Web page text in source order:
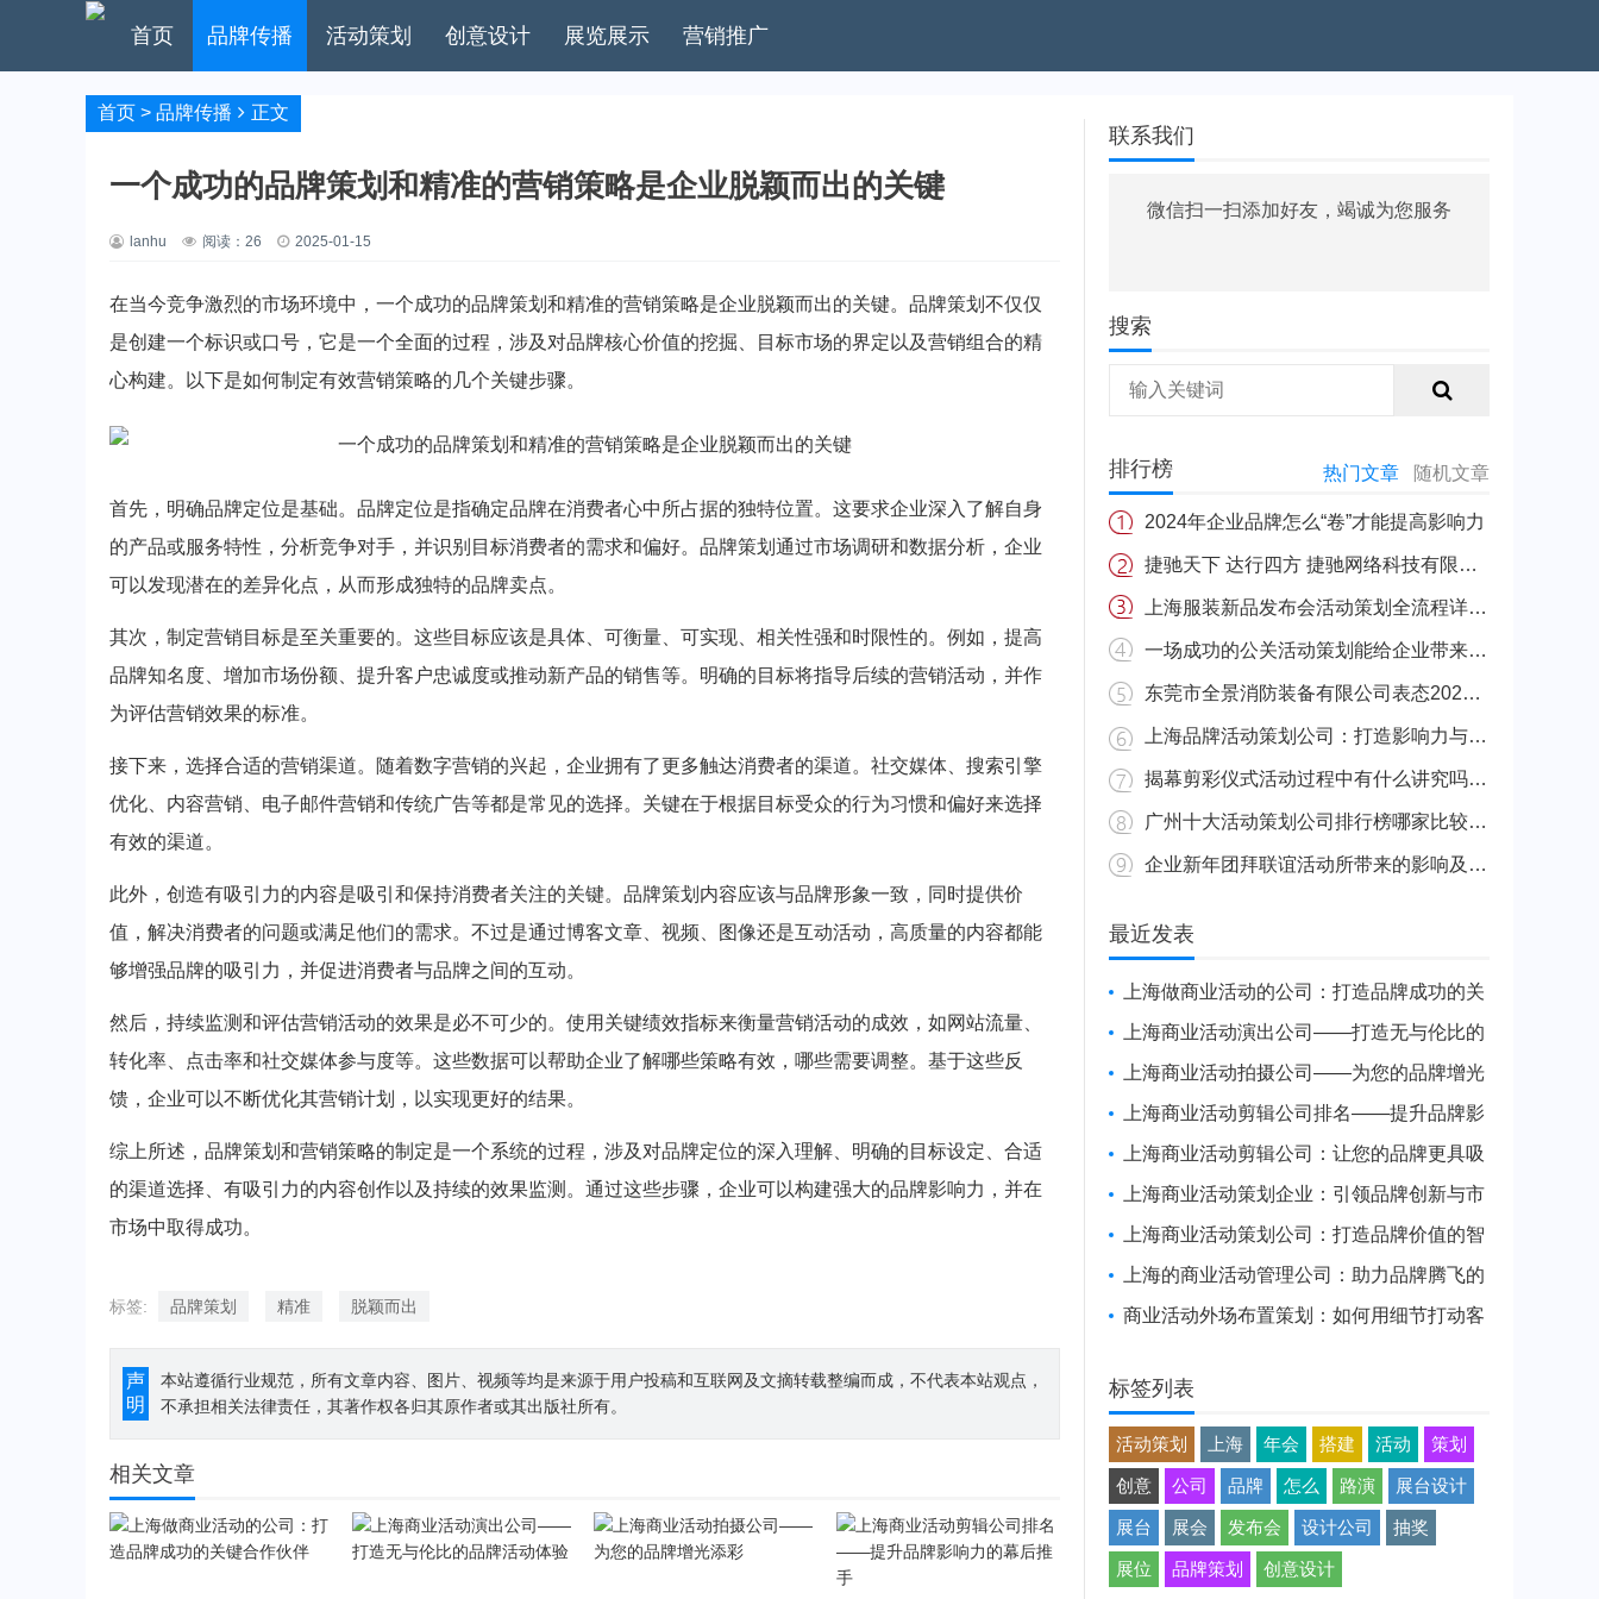
首页 品牌传播 活动策划 创意设计 展览展示 营销推广
首页 > 品牌传播 正文
一个成功的品牌策划和精准的营销策略是企业脱颖而出的关键
lanhu 阅读： 26 2025-01-15
在当今竞争激烈的市场环境中，一个成功的品牌策划和精准的营销策略是企业脱颖而出的关键。品牌策划不仅仅
是创建一个标识或口号，它是一个全面的过程，涉及对品牌核心价值的挖掘、目标市场的界定以及营销组合的精
心构建。以下是如何制定有效营销策略的几个关键步骤。
首先，明确品牌定位是基础。品牌定位是指确定品牌在消费者心中所占据的独特位置。这要求企业深入了解自身
的产品或服务特性，分析竞争对手，并识别目标消费者的需求和偏好。品牌策划通过市场调研和数据分析，企业
可以发现潜在的差异化点，从而形成独特的品牌卖点。
其次，制定营销目标是至关重要的。这些目标应该是具体、可衡量、可实现、相关性强和时限性的。例如，提高
品牌知名度、增加市场份额、提升客户忠诚度或推动新产品的销售等。明确的目标将指导后续的营销活动，并作
为评估营销效果的标准。
接下来，选择合适的营销渠道。随着数字营销的兴起，企业拥有了更多触达消费者的渠道。社交媒体、搜索引擎
优化、内容营销、电子邮件营销和传统广告等都是常见的选择。关键在于根据目标受众的行为习惯和偏好来选择
有效的渠道。
此外，创造有吸引力的内容是吸引和保持消费者关注的关键。品牌策划内容应该与品牌形象一致，同时提供价
值，解决消费者的问题或满足他们的需求。不过是通过博客文章、视频、图像还是互动活动，高质量的内容都能
够增强品牌的吸引力，并促进消费者与品牌之间的互动。
然后，持续监测和评估营销活动的效果是必不可少的。使用关键绩效指标来衡量营销活动的成效，如网站流量、
转化率、点击率和社交媒体参与度等。这些数据可以帮助企业了解哪些策略有效，哪些需要调整。基于这些反
馈，企业可以不断优化其营销计划，以实现更好的结果。
综上所述，品牌策划和营销策略的制定是一个系统的过程，涉及对品牌定位的深入理解、明确的目标设定、合适
的渠道选择、有吸引力的内容创作以及持续的效果监测。通过这些步骤，企业可以构建强大的品牌影响力，并在
市场中取得成功。
标签: 品牌策划 精准 脱颖而出
声
明
本站遵循行业规范，所有文章内容、图片、视频等均是来源于用户投稿和互联网及文摘转载整编而成，不代表本站观点，
不承担相关法律责任，其著作权各归其原作者或其出版社所有。
相关文章
联系我们
微信扫一扫添加好友，竭诚为您服务
搜索
排行榜 热门文章 随机文章
2024年企业品牌怎么“卷”才能提高影响力
捷驰天下 达行四方 捷驰网络科技有限公司怎么样
上海服装新品发布会活动策划全流程详解 上海服装新品发布会时间
一场成功的公关活动策划能给企业带来哪些收益 公关成功什么意思
东莞市全景消防装备有限公司表态2023第二十届华夏国际消防展 东莞消防公园
上海品牌活动策划公司：打造影响力与创新的完美结合
揭幕剪彩仪式活动过程中有什么讲究吗 剪彩揭牌仪式
广州十大活动策划公司排行榜哪家比较好 广州大型活动策划
企业新年团拜联谊活动所带来的影响及所需费用 公司团体拜年
最近发表
上海做商业活动的公司：打造品牌成功的关
键合作伙伴
上海商业活动演出公司——打造无与伦比的
品牌活动体验
上海商业活动拍摄公司——为您的品牌增光
添彩上海商业活动剪辑公司排名——提升品牌影
响力的幕后推手
上海商业活动剪辑公司：让您的品牌更具吸
引力与传播力
上海商业活动策划企业：引领品牌创新与市
场变革
上海商业活动策划公司：打造品牌价值的智
慧引擎
上海的商业活动管理公司：助力品牌腾飞的
幕后推手
商业活动外场布置策划：如何用细节打动客
标签列表
活动策划 上海 年会 搭建 活动 策划
创意 公司 品牌 怎么 路演 展台设计
展台 展会 发布会 设计公司 抽奖
展位 品牌策划 创意设计